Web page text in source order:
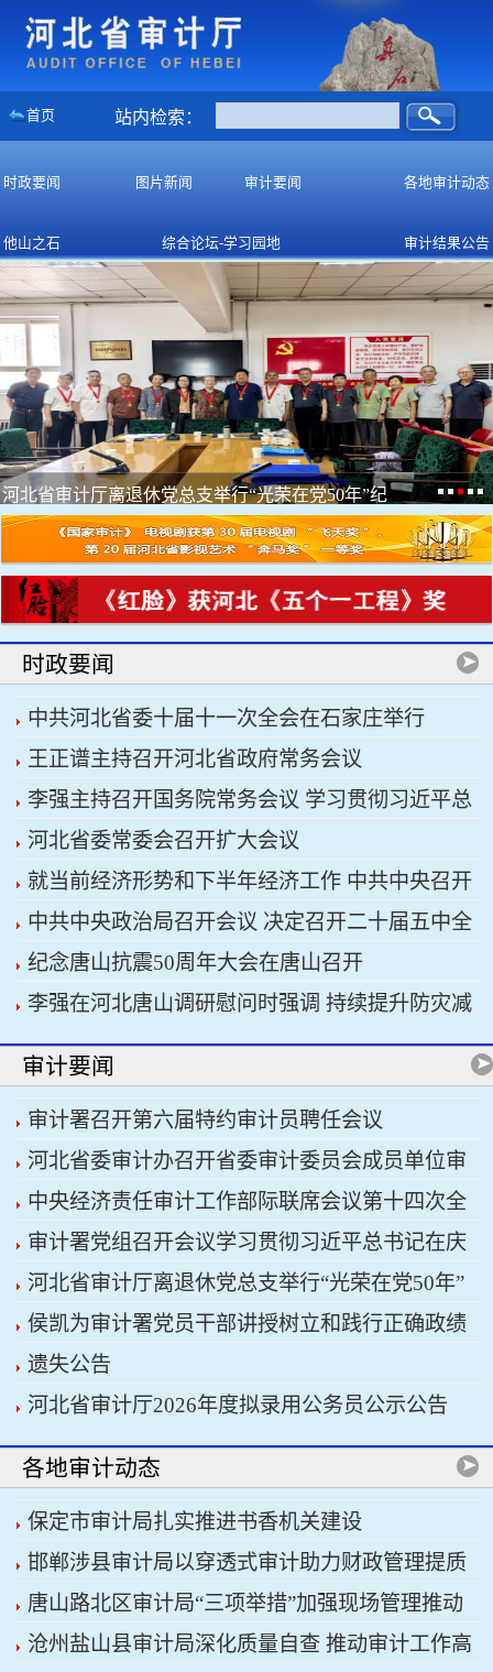
首页 站内检索：
时政要闻 图片新闻 审计要闻 各地审计动态
他山之石 综合论坛-学习园地 审计结果公告
河北省审计厅离退休党总支举行“光荣在党50年”纪
念章颁...
时政要闻
中共河北省委十届十一次全会在石家庄举行
王正谱主持召开河北省政府常务会议
李强主持召开国务院常务会议 学习贯彻习近平总
书记关于上半年经济形势和做好下半年经济工作的
重要讲话精神
河北省委常委会召开扩大会议
就当前经济形势和下半年经济工作 中共中央召开
党外人士座谈会 习近平主持并发表重要讲话
中共中央政治局召开会议 决定召开二十届五中全
会 分析研究当前经济形势和经济工作 中共中央总
书记习近平主持会议
纪念唐山抗震50周年大会在唐山召开
李强在河北唐山调研慰问时强调 持续提升防灾减
灾救灾能力 切实保障人民群众生命财产安全
审计要闻
审计署召开第六届特约审计员聘任会议
河北省委审计办召开省委审计委员会成员单位审
计重点工作协调推进会议暨省经济责任审计工作厅
际联席会议
中央经济责任审计工作部际联席会议第十四次全
体会议召开
审计署党组召开会议学习贯彻习近平总书记在庆
祝中国共产党成立105周年大会上的重要讲话精神
河北省审计厅离退休党总支举行“光荣在党50年”
纪念章颁发仪式
侯凯为审计署党员干部讲授树立和践行正确政绩
观学习教育专题党课
遗失公告
河北省审计厅2026年度拟录用公务员公示公告
各地审计动态
保定市审计局扎实推进书香机关建设
邯郸涉县审计局以穿透式审计助力财政管理提质
增效
唐山路北区审计局“三项举措”加强现场管理推动
审计工作科学规范
沧州盐山县审计局深化质量自查 推动审计工作高